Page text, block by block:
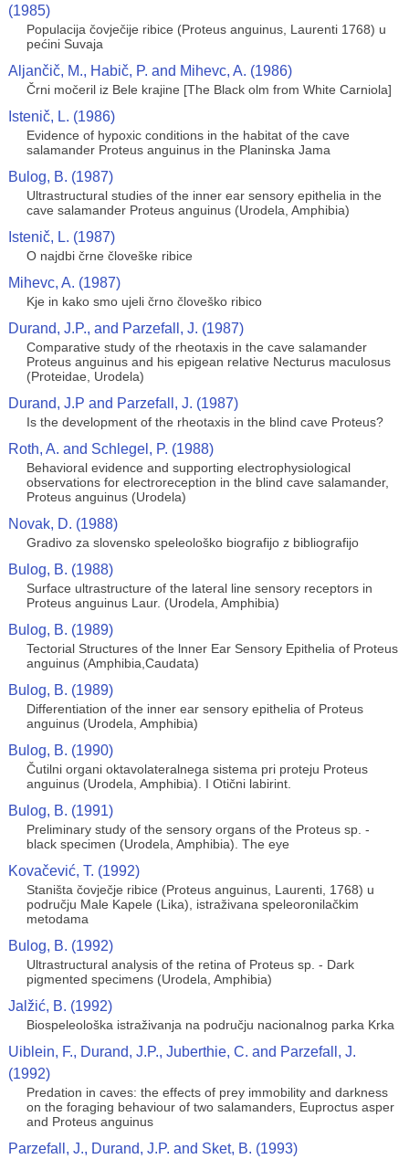
(1985)
Populacija čovječije ribice (Proteus anguinus, Laurenti 1768) u
pećini Suvaja
Aljančič, M., Habič, P. and Mihevc, A. (1986)
Črni močeril iz Bele krajine [The Black olm from White Carniola]
Istenič, L. (1986)
Evidence of hypoxic conditions in the habitat of the cave
salamander Proteus anguinus in the Planinska Jama
Bulog, B. (1987)
Ultrastructural studies of the inner ear sensory epithelia in the
cave salamander Proteus anguinus (Urodela, Amphibia)
Istenič, L. (1987)
O najdbi črne človeške ribice
Mihevc, A. (1987)
Kje in kako smo ujeli črno človeško ribico
Durand, J.P., and Parzefall, J. (1987)
Comparative study of the rheotaxis in the cave salamander
Proteus anguinus and his epigean relative Necturus maculosus
(Proteidae, Urodela)
Durand, J.P and Parzefall, J. (1987)
Is the development of the rheotaxis in the blind cave Proteus?
Roth, A. and Schlegel, P. (1988)
Behavioral evidence and supporting electrophysiological
observations for electroreception in the blind cave salamander,
Proteus anguinus (Urodela)
Novak, D. (1988)
Gradivo za slovensko speleološko biografijo z bibliografijo
Bulog, B. (1988)
Surface ultrastructure of the lateral line sensory receptors in
Proteus anguinus Laur. (Urodela, Amphibia)
Bulog, B. (1989)
Tectorial Structures of the lnner Ear Sensory Epithelia of Proteus
anguinus (Amphibia,Caudata)
Bulog, B. (1989)
Differentiation of the inner ear sensory epithelia of Proteus
anguinus (Urodela, Amphibia)
Bulog, B. (1990)
Čutilni organi oktavolateralnega sistema pri proteju Proteus
anguinus (Urodela, Amphibia). I Otični labirint.
Bulog, B. (1991)
Preliminary study of the sensory organs of the Proteus sp. -
black specimen (Urodela, Amphibia). The eye
Kovačević, T. (1992)
Staništa čovječje ribice (Proteus anguinus, Laurenti, 1768) u
području Male Kapele (Lika), istraživana speleoronilačkim
metodama
Bulog, B. (1992)
Ultrastructural analysis of the retina of Proteus sp. - Dark
pigmented specimens (Urodela, Amphibia)
Jalžić, B. (1992)
Biospeleološka istraživanja na području nacionalnog parka Krka
Uiblein, F., Durand, J.P., Juberthie, C. and Parzefall, J.
(1992)
Predation in caves: the effects of prey immobility and darkness
on the foraging behaviour of two salamanders, Euproctus asper
and Proteus anguinus
Parzefall, J., Durand, J.P. and Sket, B. (1993)